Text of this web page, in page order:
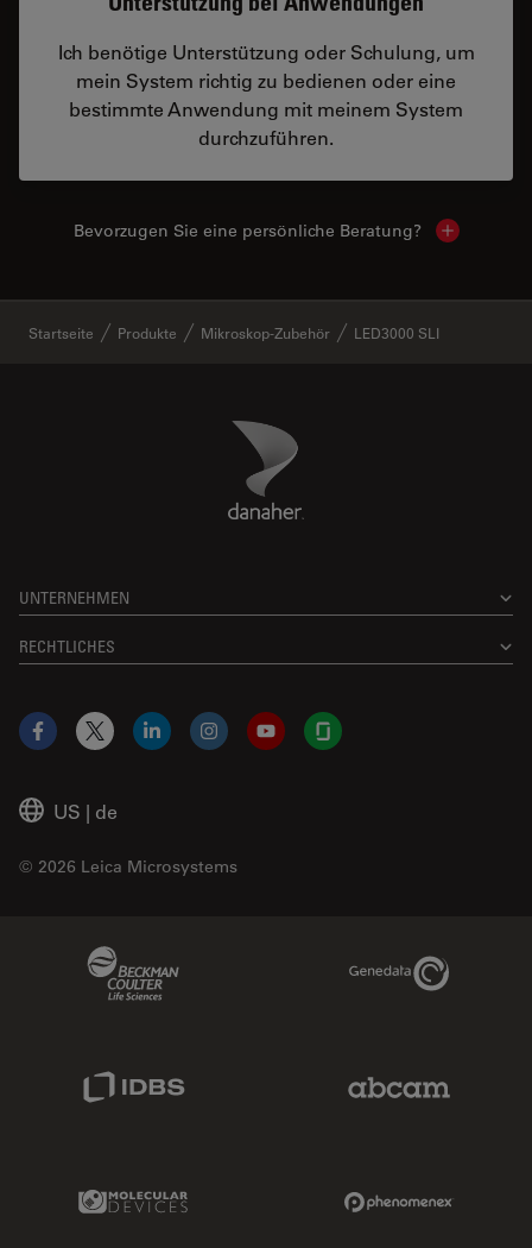
Ich benötige Unterstützung oder Schulung, um
mein System richtig zu bedienen oder eine
bestimmte Anwendung mit meinem System
durchzuführen.
Bevorzugen Sie eine persönliche Beratung? Show
Startseite Produkte Mikroskop-Zubehör LED3000 SLI
Danaher Logo
UNTERNEHMEN
RECHTLICHES
US | de
© 2026 Leica Microsystems
Facebook
X LinkedInInstagramYouTubeGlassdoor
Genedata Link
Molecular Devices Link